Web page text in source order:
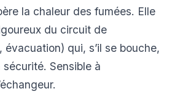
la chaleur des fumées. Elle
du circuit de
qui, s’il se bouche,
Sensible à